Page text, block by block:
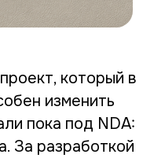
который в
изменить
пока под NDA:
За разработкой